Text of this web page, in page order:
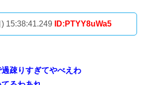
15:38:41.249 ID:PTYY8uWa5
疎りすぎてやべえわ